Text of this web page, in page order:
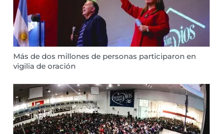
Más de dos millones de personas participaron en
vigilia de oración